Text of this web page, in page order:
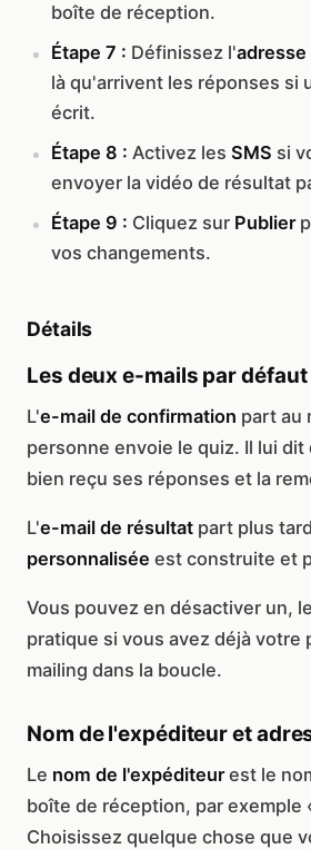
boîte de réception.
Étape 7 : Définissez l'adresse
là qu'arrivent les réponses si
écrit.
Étape 8 : Activez les SMS si
envoyer la vidéo de résultat
Étape 9 : Cliquez sur Publier
vos changements.
Détails
Les deux e-mails par défaut
L'e-mail de confirmation part au
personne envoie le quiz. Il lui dit
bien reçu ses réponses et la
L'e-mail de résultat part plus
personnalisée est construite et
Vous pouvez en désactiver un,
pratique si vous avez déjà votre
mailing dans la boucle.
Nom de l'expéditeur et
Le nom de l'expéditeurest le
boîte de réception, par exemple
Choisissez quelque chose que